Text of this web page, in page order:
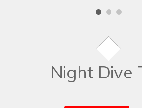
Night Dive